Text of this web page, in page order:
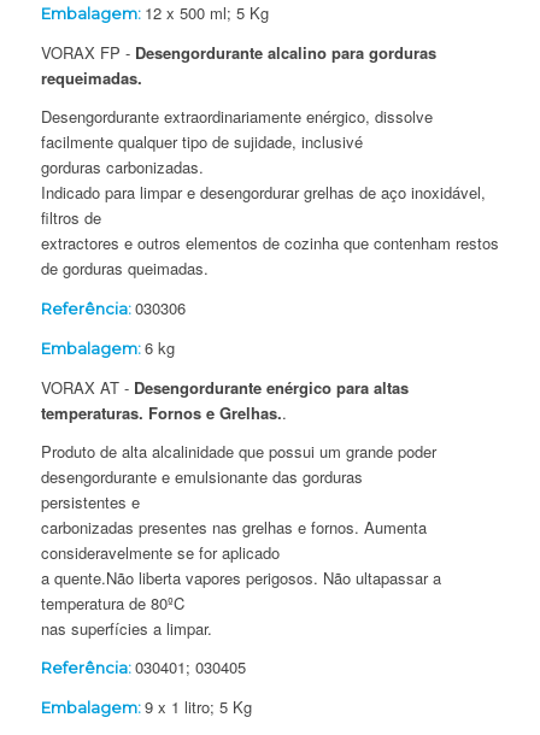
Embalagem: 12 x 500 ml; 5 Kg
VORAX FP - Desengordurante alcalino para gorduras
requeimadas.
Desengordurante extraordinariamente enérgico, dissolve
facilmente qualquer tipo de sujidade, inclusivé
gorduras carbonizadas.
Indicado para limpar e desengordurar grelhas de aço inoxidável,
filtros de
extractores e outros elementos de cozinha que contenham restos
de gorduras queimadas.
Referência:030306
Embalagem:6 kg
VORAX AT - Desengordurante enérgico para altas
temperaturas. Fornos e Grelhas..
Produto de alta alcalinidade que possui um grande poder
desengordurante e emulsionante das gorduras
persistentes e
carbonizadas presentes nas grelhas e fornos. Aumenta
consideravelmente se for aplicado
a quente.Não liberta vapores perigosos. Não ultapassar a
temperatura de 80ºC
nas superfícies a limpar.
Referência:030401; 030405
Embalagem:9 x 1 litro; 5 Kg